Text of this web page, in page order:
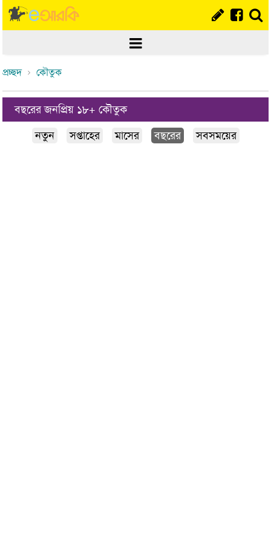
প্রচ্ছদ কৌতুক
বছরের জনপ্রিয় ১৮+ কৌতুক
নতুন
সপ্তাহের মাসের বছরের সবসময়ের